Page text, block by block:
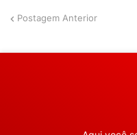
Postagem Anterior